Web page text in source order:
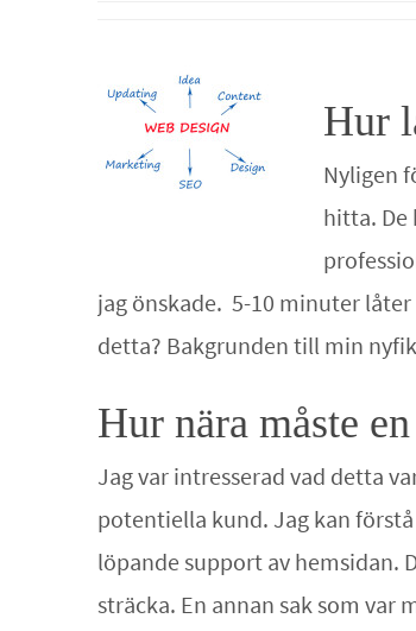
Hur
Nyligen
hitta. De
jag önskade. 5-10 minuter
detta? Bakgrunden till min
Hur nära måste
Jag var intresserad vad detta
potentiella kund. Jag kan
löpande support av hemsidan.
sträcka. En annan sak som